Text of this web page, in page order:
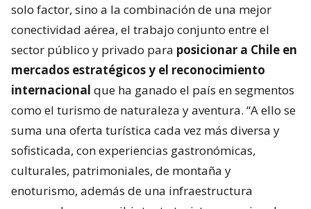
solo factor, sino a la combinación de una mejor
conectividad aérea, el trabajo conjunto entre el
sector público y privado para posicionar a Chile en
mercados estratégicos y el reconocimiento
internacional que ha ganado el país en segmentos
como el turismo de naturaleza y aventura. “A ello se
suma una oferta turística cada vez más diversa y
sofisticada, con experiencias gastronómicas,
culturales, patrimoniales, de montaña y
enoturismo, además de una infraestructura